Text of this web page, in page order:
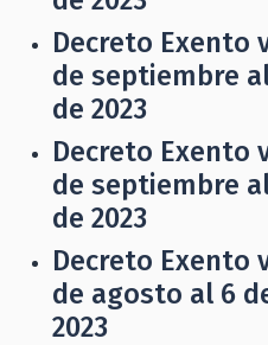
Decreto Exento
de septiembre
de 2023
Decreto Exento
de septiembre
de 2023
Decreto Exento
de agosto al 6
2023